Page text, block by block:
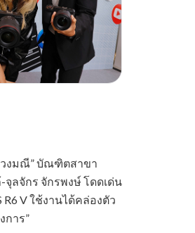
วงมณี” บัณฑิตสาขา
จุลจักร จักรพงษ์ โดดเด่น
V ใช้งานได้คล่องตัว
การ”